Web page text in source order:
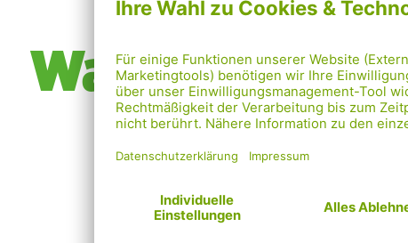
Was wir im
Aktivitäten zu planen.
Wir veranstalten Flohmärkte,